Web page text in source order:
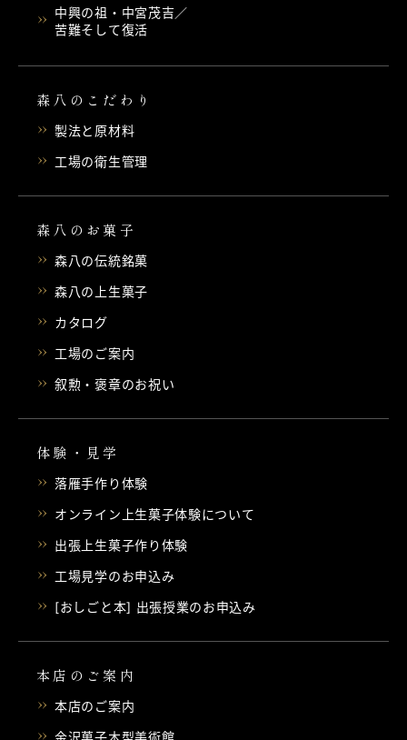
中興の祖・中宮茂吉／
苦難そして復活
森八のこだわり
製法と原材料
工場の衛生管理
森八のお菓子
森八の伝統銘菓
森八の上生菓子
カタログ
工場のご案内
叙勲・褒章のお祝い
体験・見学
落雁手作り体験
オンライン上生菓子体験について
出張上生菓子作り体験
工場見学のお申込み
[おしごと本] 出張授業のお申込み
本店のご案内
本店のご案内
金沢菓子木型美術館